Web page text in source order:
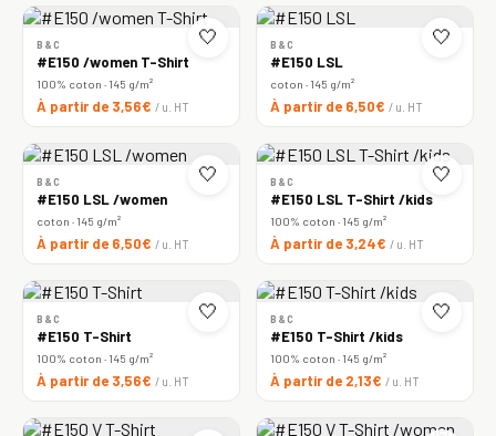
🤍
B&C
#E150 /women T-Shirt
100% coton · 145 g/m²
À partir de 3,56€ / u. HT
🤍
B&C
#E150 LSL
coton · 145 g/m²
À partir de 6,50€ / u. HT
🤍
B&C
#E150 LSL /women
coton · 145 g/m²
À partir de 6,50€ / u. HT
🤍
B&C
#E150 LSL T-Shirt /kids
100% coton · 145 g/m²
À partir de 3,24€ / u. HT
🤍
B&C
#E150 T-Shirt
100% coton · 145 g/m²
À partir de 3,56€ / u. HT
🤍
B&C
#E150 T-Shirt /kids
100% coton · 145 g/m²
À partir de 2,13€ / u. HT